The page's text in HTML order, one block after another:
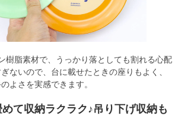
樹脂素材で、うっかり落としても割れる心配
ないので、台に載せたときの座りもよく、
よさを実感できます。
て収納ラクラク♪吊り下げ収納も